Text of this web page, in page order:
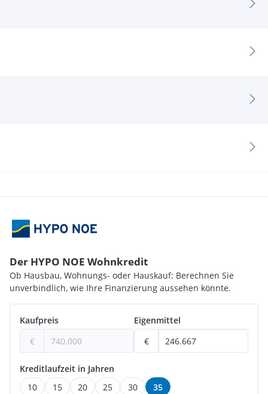
Der HYPO NOE Wohnkredit
Ob Hausbau, Wohnungs- oder Hauskauf: Berechnen Sie
unverbindlich, wie Ihre Finanzierung aussehen könnte.
Kaufpreis
€
Eigenmittel
€
Kreditlaufzeit in Jahren
10
15 20 25 30 35